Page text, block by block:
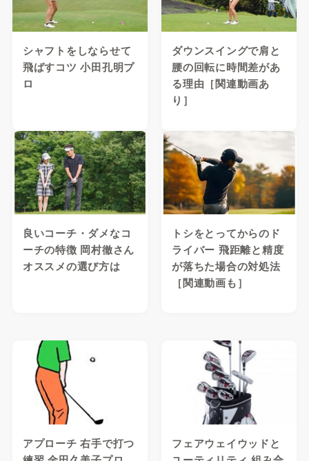
シャフトをしならせて
飛ばすコツ 小田孔明プ
ロ
ダウンスイングで肩と
腰の回転に時間差があ
る理由［関連動画あ
り］
良いコーチ・ダメなコ
ーチの特徴 岡村徹さん
オススメの選び方は
トシをとってからのド
ライバー 飛距離と精度
が落ちた場合の対処法
［関連動画も］
アプローチ 右手で打つ
フェアウェイウッドと